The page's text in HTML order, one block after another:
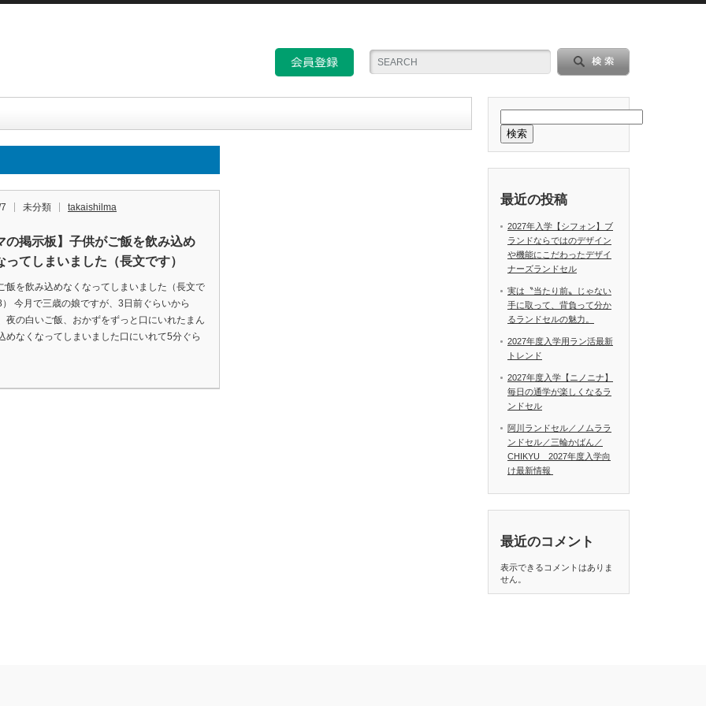
未分類 takaishilma
の掲示板】子供がご飯を飲み込め
ってしまいました（長文です）
飯を飲み込めなくなってしまいました（長文で
今月で三歳の娘ですが、3日前ぐらいから
夜の白いご飯、おかずをずっと口にいれたまん
めなくなってしまいました口にいれて5分ぐら
検索
最近の投稿
2027年入学【シフォン】ブ
ランドならではのデザイン
や機能にこだわったデザイ
ナーズランドセル
実は〝当たり前〟じゃない
手に取って、背負って分か
るランドセルの魅力。
2027年度入学用ラン活最新
トレンド
2027年度入学【ニノニナ】
毎日の通学が楽しくなるラ
ンドセル
阿川ランドセル／ノムララ
ンドセル／三輪かばん／
CHIKYU 2027年度入学向
け最新情報
最近のコメント
表示できるコメントはありま
せん。